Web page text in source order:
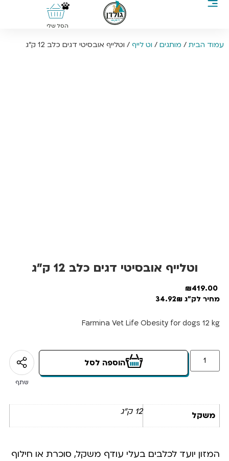
0
הסל שלי
עמוד הבית / מותגים / וט לייף / וטלייף אובסיטי דגים כלב 12 ק”ג
וטלייף אובסיטי דגים כלב 12 ק”ג
419.00
₪
מחיר לק"ג 34.92₪
Farmina Vet Life Obesity for dogs 12 kg
הוספה לסל
שתף
משקל 12 ק"ג
המזון יועד לכלבים בעלי עודף משקל, סוכרת או חילוף